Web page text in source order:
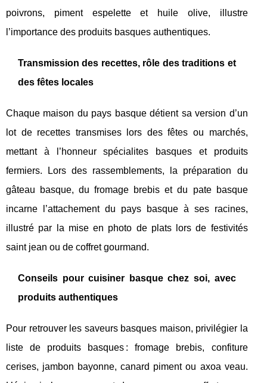
poivrons, piment espelette et huile olive, illustre
l’importance des produits basques authentiques.
Transmission des recettes, rôle des traditions et
des fêtes locales
Chaque maison du pays basque détient sa version d’un
lot de recettes transmises lors des fêtes ou marchés,
mettant à l’honneur spécialites basques et produits
fermiers. Lors des rassemblements, la préparation du
gâteau basque, du fromage brebis et du pate basque
incarne l’attachement du pays basque à ses racines,
illustré par la mise en photo de plats lors de festivités
saint jean ou de coffret gourmand.
Conseils pour cuisiner basque chez soi, avec
produits authentiques
Pour retrouver les saveurs basques maison, privilégier la
liste de produits basques : fromage brebis, confiture
cerises, jambon bayonne, canard piment ou axoa veau.